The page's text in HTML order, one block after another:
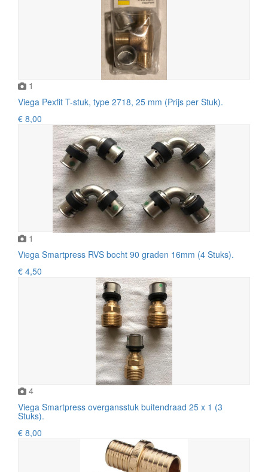
1
Viega Pexfit T-stuk, type 2718, 25 mm (Prijs per Stuk).
€ 8,00
1
Viega Smartpress RVS bocht 90 graden 16mm (4 Stuks).
€ 4,50
4
Viega Smartpress overgansstuk buitendraad 25 x 1 (3
Stuks).
€ 8,00